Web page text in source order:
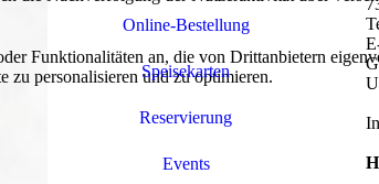
Online-Bestellung
Speisekarten
Reservierung
Events
Funktionalitäten an, die von Drittanbietern
zu personalisieren und zu optimieren.